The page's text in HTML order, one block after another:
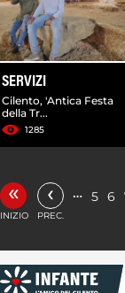
SERVIZI
Cilento, 'Antica Festa
della Tr...
1285
«
INIZIO
‹
PREC.
… 5 6